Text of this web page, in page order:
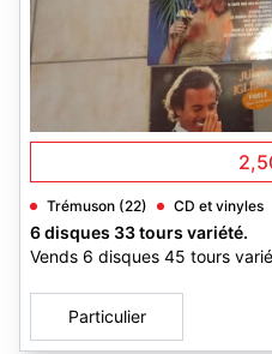
Trémuson (22) CD et vinyles
6 disques 33 tours variété.
Vends 6 disques 45 tours
Particulier